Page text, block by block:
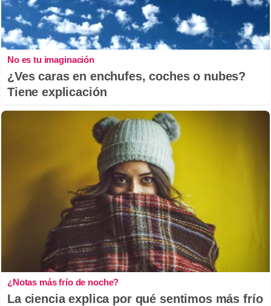
No es tu imaginación
¿Ves caras en enchufes, coches o nubes?
Tiene explicación
¿Notas más frío de noche?
La ciencia explica por qué sentimos más frío